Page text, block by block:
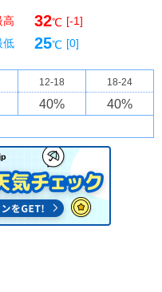
高 32℃ [-1]
低
25℃ [0]
12-18 18-24
40% 40%